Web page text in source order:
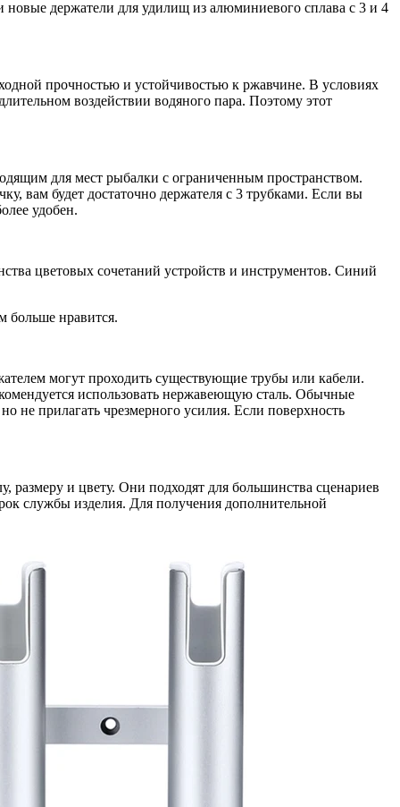
держатели для удилищ из алюминиевого сплава с 3 и 4
прочностью и устойчивостью к ржавчине. В условиях
воздействии водяного пара. Поэтому этот
для мест рыбалки с ограниченным пространством.
вам будет достаточно держателя с 3 трубками. Если вы
удобен.
цветовых сочетаний устройств и инструментов. Синий
больше нравится.
могут проходить существующие трубы или кабели.
использовать нержавеющую сталь. Обычные
не прилагать чрезмерного усилия. Если поверхность
размеру и цвету. Они подходят для большинства сценариев
службы изделия. Для получения дополнительной